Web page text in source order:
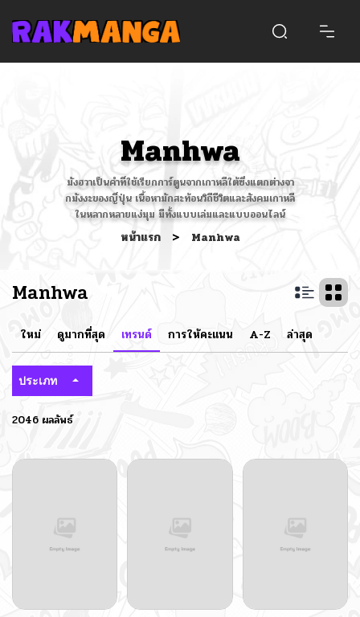
Manhwa
มังฮวาเป็นคำที่ใช้เรียกการ์ตูนจากเกาหลีใต้ซึ่งแตกต่างจา
กมังงะของญี่ปุ่น เนื้อหามักสะท้อนวิถีชีวิตและสังคมเกาหลี
ในหลากหลายแง่มุม มีทั้งแบบเล่มและแบบออนไลน์
หน้าแรก > Manhwa
Manhwa
ใหม่ ดูมากที่สุด เทรนด์ การให้คะแนน A-Z ล่าสุด
ประเภท
2046 ผลลัพธ์